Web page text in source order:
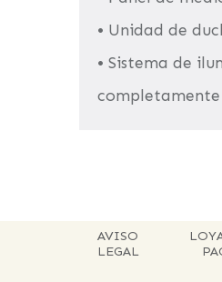
• Unidad de
• Sistema de
AVISO
LEGAL